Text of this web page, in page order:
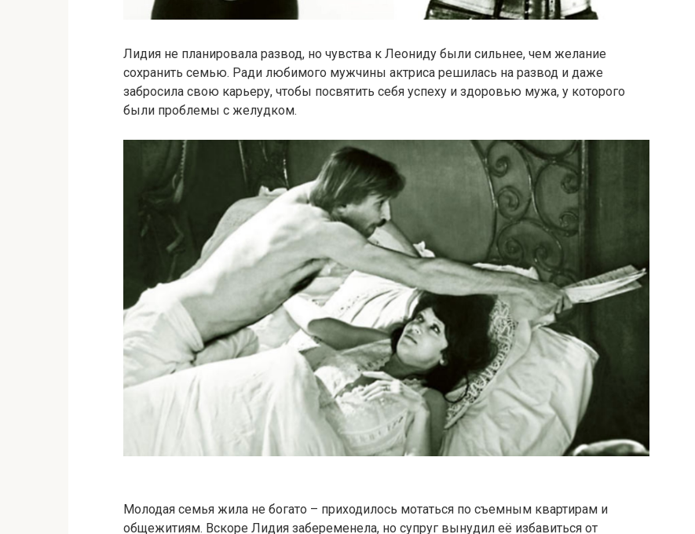
Лидия не планировала развод, но чувства к Леониду были сильнее, чем желание
сохранить семью. Ради любимого мужчины актриса решилась на развод и даже
забросила свою карьеру, чтобы посвятить себя успеху и здоровью мужа, у которого
были проблемы с желудком.
Молодая семья жила не богато – приходилось мотаться по съемным квартирам и
общежитиям. Вскоре Лидия забеременела, но супруг вынудил её избавиться от